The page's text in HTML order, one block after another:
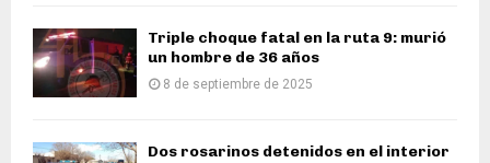
Triple choque fatal en la ruta 9: murió
un hombre de 36 años
8 de septiembre de 2025
Dos rosarinos detenidos en el interior